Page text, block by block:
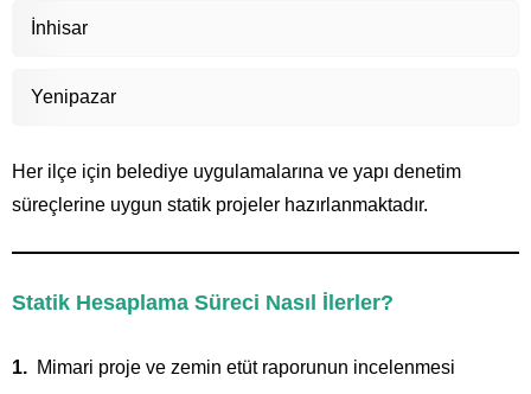
İnhisar
Yenipazar
Her ilçe için belediye uygulamalarına ve yapı denetim
süreçlerine uygun statik projeler hazırlanmaktadır.
Statik Hesaplama Süreci Nasıl İlerler?
Mimari proje ve zemin etüt raporunun incelenmesi